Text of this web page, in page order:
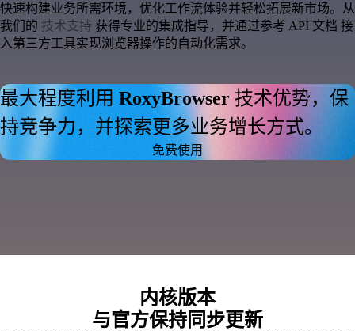
快速构建业务所需环境，优化工作流体验并轻松拓展新市场。从
我们的 技术支持 获得专业的集成指导，并通过参考 API 文档 接
入第三方工具实现浏览器操作的自动化需求。
最大程度利用 RoxyBrowser 技术优势，保
持竞争力，并探索更多业务增长方式。
免费使用
内核版本
与官方保持同步更新